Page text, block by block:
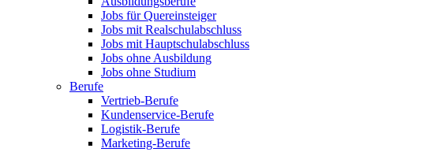
Jobs für Quereinsteiger
Jobs mit Realschulabschluss
Jobs mit Hauptschulabschluss
Jobs ohne Ausbildung
Jobs ohne Studium
Berufe
Vertrieb-Berufe
Kundenservice-Berufe
Logistik-Berufe
Marketing-Berufe